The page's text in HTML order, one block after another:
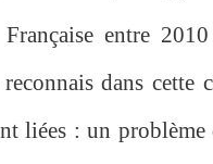
entre
dans cette
liées : un problème